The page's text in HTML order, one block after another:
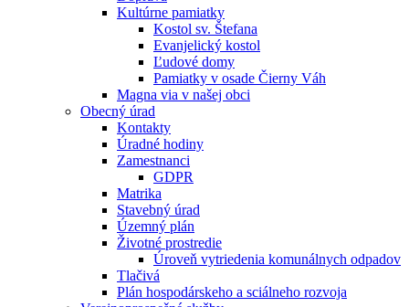
Kultúrne pamiatky
Kostol sv. Štefana
Evanjelický kostol
Ľudové domy
Pamiatky v osade Čierny Váh
Magna via v našej obci
Obecný úrad
Kontakty
Úradné hodiny
Zamestnanci
GDPR
Matrika
Stavebný úrad
Územný plán
Životné prostredie
Úroveň vytriedenia komunálnych odpadov
Tlačivá
Plán hospodárskeho a sciálneho rozvoja